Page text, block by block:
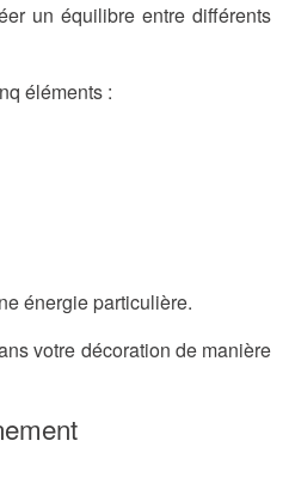
un équilibre entre différents
éléments :
énergie particulière.
votre décoration de manière